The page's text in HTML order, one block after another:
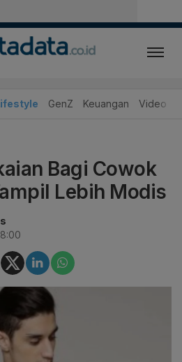
GenZ Keuangan Video
Bagi Cowok
Lebih Modis